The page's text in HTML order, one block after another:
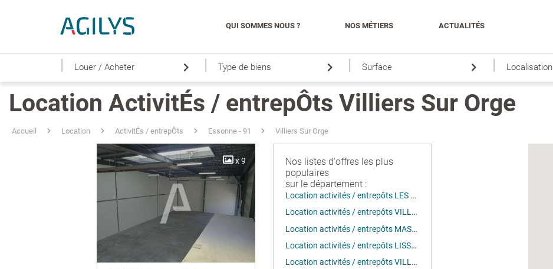
QUI SOMMES NOUS ? NOS MÉTIERS ACTUALITÉS
| Louer / Acheter | Type de biens | Surface | Localisation
Location ActivitÉs / entrepÔts Villiers Sur Orge
Accueil Location ActivitÉs / entrepÔts Essonne - 91 Villiers Sur Orge
x 9
Nos listes d'offres les plus
populaires
sur le département :
Location activités / entrepôts LES ULIS (91940)
Location activités / entrepôts VILLEBON SUR YVETTE (91140)
Location activités / entrepôts MASSY (91300)
Location activités / entrepôts LISSES (91090)
Location activités / entrepôts VILLEBON SUR YVETTE (91940)